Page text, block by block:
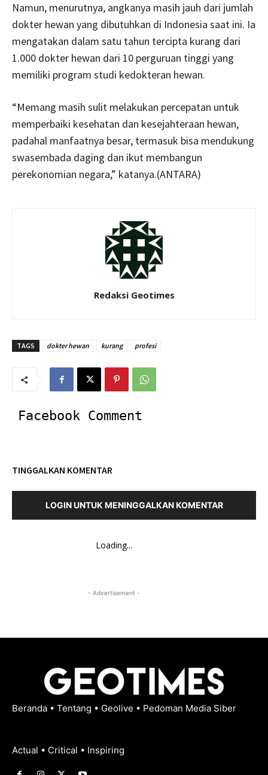
Namun, menurutnya, angkanya masih jauh dari jumlah
dokter hewan yang dibutuhkan di Indonesia saat ini. Ia
mengatakan dalam satu tahun tercipta kurang dari
1.000 dokter hewan dari 10 perguruan tinggi yang
memiliki program studi kedokteran hewan.
“Memang masih sulit melakukan percepatan untuk
memperbaiki kesehatan dan kesejahteraan hewan,
padahal manfaatnya besar, termasuk bisa mendukung
swasembada daging dan ikut membangun
perekonomian negara,” katanya.(ANTARA)
Redaksi Geotimes
TAGS dokter hewan kurang profesi
Facebook Comment
TINGGALKAN KOMENTAR
LOGIN UNTUK MENINGGALKAN KOMENTAR
Loading...
- Advertisement -
Beranda • Tentang • Geolive • Pedoman Media Siber
Actual • Critical • Inspiring